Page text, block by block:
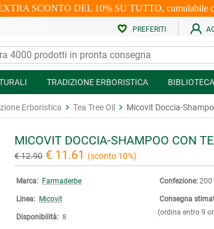
SCONTO DEL 10% SU TUTTO, cumulabile
PREFERITI
TRADIZIONE ERBORISTICA BIBLIOTECA
Erboristica Tea Tree Oil Micovit Doccia-
MICOVIT DOCCIA-SHAMPOO CON
€ 12.90 € 11.61 (sconto 10%)
Marca: Farmaderbe
Linea: Micovit
Disponibilità: 8
Confezione: 200
Consegna
(ordina entro 9